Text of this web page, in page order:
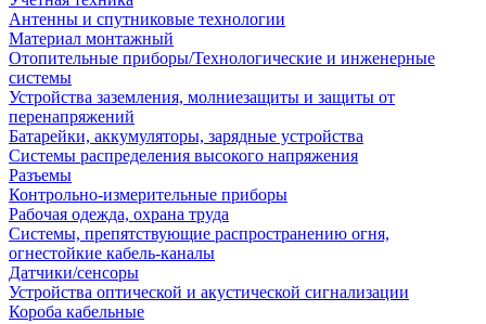
Антенны и спутниковые технологии
Материал монтажный
Отопительные приборы/Технологические и инженерные
системы
Устройства заземления, молниезащиты и защиты от
перенапряжений
Батарейки, аккумуляторы, зарядные устройства
Системы распределения высокого напряжения
Разъемы
Контрольно-измерительные приборы
Рабочая одежда, охрана труда
Системы, препятствующие распространению огня,
огнестойкие кабель-каналы
Датчики/сенсоры
Устройства оптической и акустической сигнализации
Короба кабельные